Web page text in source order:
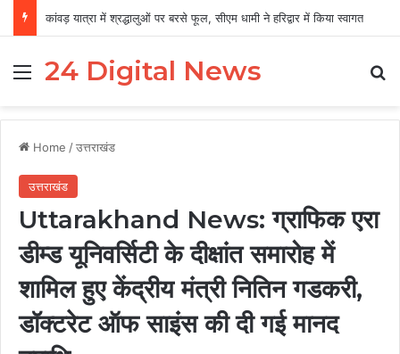
कांवड़ यात्रा में श्रद्धालुओं पर बरसे फूल, सीएम धामी ने हरिद्वार में किया स्वागत
Menu
24 Digital News
Home /उत्तराखंड
उत्तराखंड
Uttarakhand News: ग्राफिक एरा
डीम्ड यूनिवर्सिटी के दीक्षांत समारोह में
शामिल हुए केंद्रीय मंत्री नितिन गडकरी,
डॉक्टरेट ऑफ साइंस की दी गई मानद